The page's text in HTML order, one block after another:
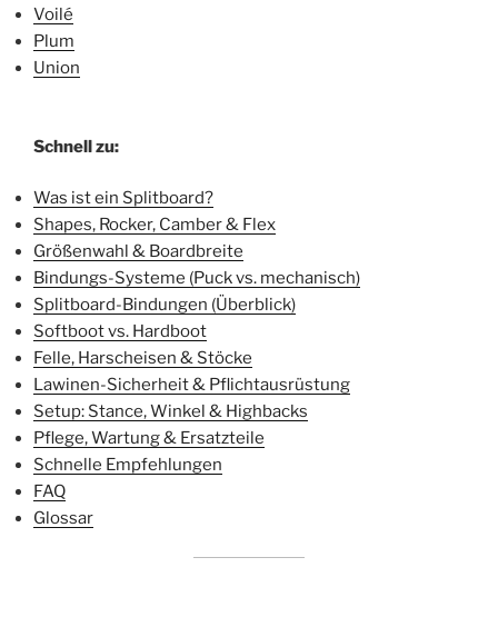
Voilé
Plum
Union
Schnell zu:
Was ist ein Splitboard?
Shapes, Rocker, Camber & Flex
Größenwahl & Boardbreite
Bindungs-Systeme (Puck vs. mechanisch)
Splitboard-Bindungen (Überblick)
Softboot vs. Hardboot
Felle, Harscheisen & Stöcke
Lawinen-Sicherheit & Pflichtausrüstung
Setup: Stance, Winkel & Highbacks
Pflege, Wartung & Ersatzteile
Schnelle Empfehlungen
FAQ
Glossar